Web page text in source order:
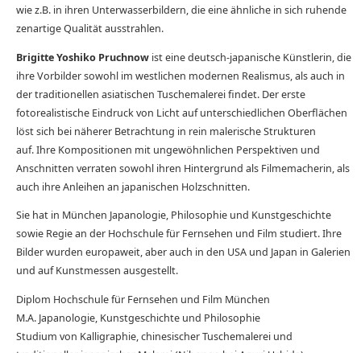
wie z.B. in ihren Unterwasserbildern, die eine ähnliche in sich ruhende
zenartige Qualität ausstrahlen.
Brigitte Yoshiko Pruchnow ist eine deutsch-japanische Künstlerin, die
ihre Vorbilder sowohl im westlichen modernen Realismus, als auch in
der traditionellen asiatischen Tuschemalerei findet. Der erste
fotorealistische Eindruck von Licht auf unterschiedlichen Oberflächen
löst sich bei näherer Betrachtung in rein malerische Strukturen
auf. Ihre Kompositionen mit ungewöhnlichen Perspektiven und
Anschnitten verraten sowohl ihren Hintergrund als Filmemacherin, als
auch ihre Anleihen an japanischen Holzschnitten.
Sie hat in München Japanologie, Philosophie und Kunstgeschichte
sowie Regie an der Hochschule für Fernsehen und Film studiert. Ihre
Bilder wurden europaweit, aber auch in den USA und Japan in Galerien
und auf Kunstmessen ausgestellt.
Diplom Hochschule für Fernsehen und Film München
M.A. Japanologie, Kunstgeschichte und Philosophie
Studium von Kalligraphie, chinesischer Tuschemalerei und